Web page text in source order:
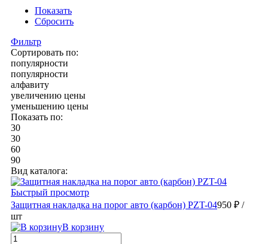
Показать
Сбросить
Фильтр
Сортировать по:
популярности
популярности
алфавиту
увеличению цены
уменьшению цены
Показать по:
30
30
60
90
Вид каталога:
Быстрый просмотр
Защитная накладка на порог авто (карбон) PZT-04950 ₽ /
шт
В корзину